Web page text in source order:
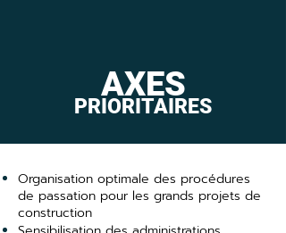
AXES
PRIORITAIRES
Organisation optimale des procédures
de passation pour les grands projets de
construction